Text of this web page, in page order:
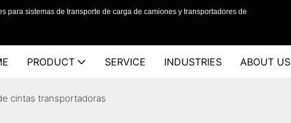
para sistemas de transporte de carga de camiones y transportadores de
PRODUCT SERVICE INDUSTRIES ABOUT US
cintas transportadoras